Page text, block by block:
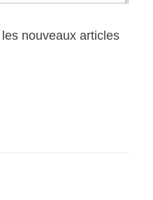
nouveaux articles